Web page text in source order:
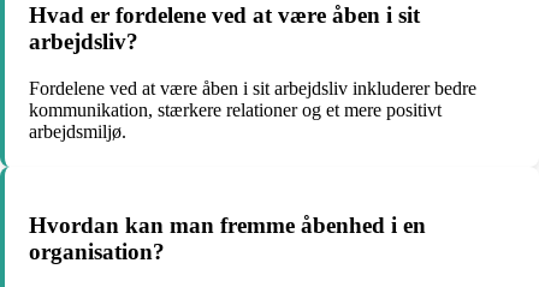
Hvad er fordelene ved at være åben i sit
arbejdsliv?
Fordelene ved at være åben i sit arbejdsliv inkluderer bedre
kommunikation, stærkere relationer og et mere positivt
arbejdsmiljø.
Hvordan kan man fremme åbenhed i en
organisation?